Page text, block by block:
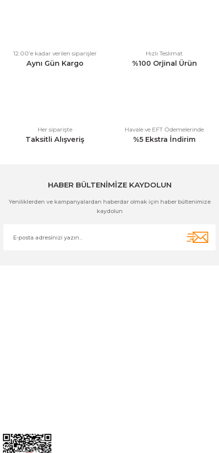
Ürün açıklamasında eksik bilgiler bulunuyor.
Ürün bilgilerinde hatalar bulunuyor.
12:00’e kadar verilen siparişler
Aynı Gün Kargo
Hızlı Teslimat
%100 Orjinal Ürün
Her siparişte
Taksitli Alışveriş
Havale ve EFT Ödemelerinde
%5 Ekstra İndirim
HABER BÜLTENİMİZE KAYDOLUN
Yeniliklerden ve kampanyalardan haberdar olmak için haber bültenimize
kaydolun